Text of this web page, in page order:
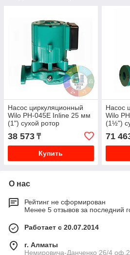
Насос циркуляционный
Wilo PH-045E Inline 25 мм
(1") сухой ротор
38 573 ₸
Купить
Насос
Wilo
(1½")
71
О нас
Рейтинг не сформирован
Менее 5 отзывов за последний
Работает с 20.07.2014
г. Алматы
Немировича-Данченко 26/4